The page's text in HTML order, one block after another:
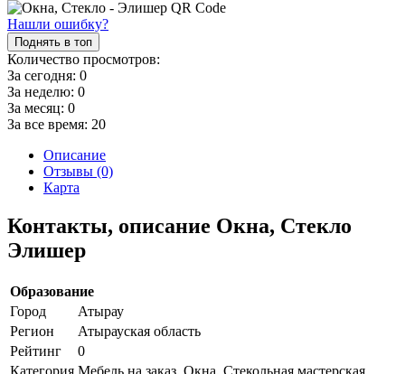
Нашли ошибку?
Поднять в топ
Количество просмотров:
За сегодня: 0
За неделю: 0
За месяц: 0
За все время: 20
Описание
Отзывы (0)
Карта
Контакты, описание Окна, Стекло
Элишер
Образование
Город
Атырау
Регион
Атырауская область
Рейтинг
0
Категория Мебель на заказ, Окна, Стекольная мастерская